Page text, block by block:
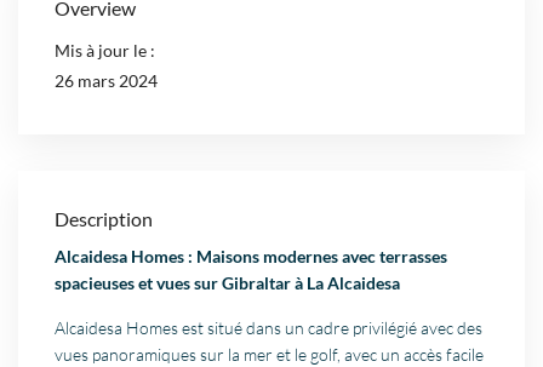
Overview
Mis à jour le :
26 mars 2024
Description
Alcaidesa Homes : Maisons modernes avec terrasses
spacieuses et vues sur Gibraltarà La Alcaidesa
Alcaidesa Homes est situé dans un cadre privilégié avec des
vues panoramiques sur la mer et le golf, avec un accès facile